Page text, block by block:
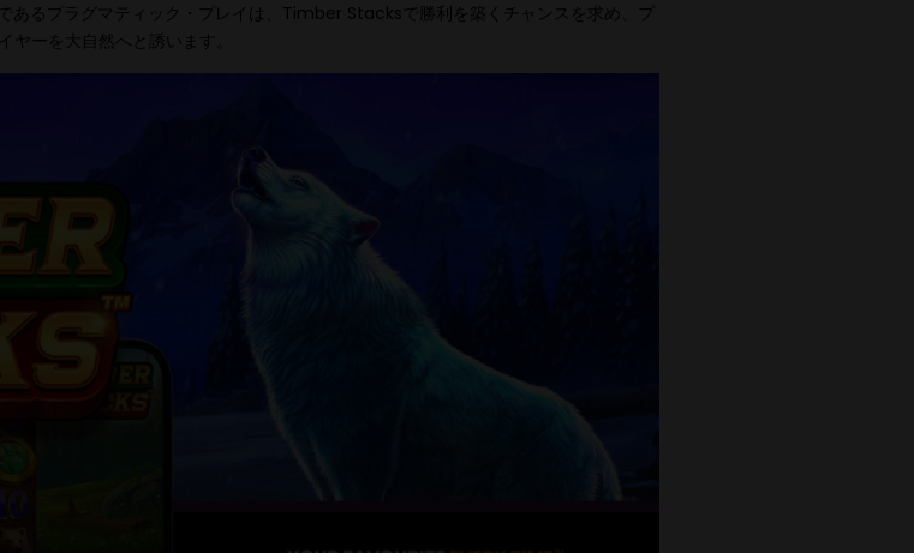
あるプラグマティック・プレイは、Timber Stacksで勝利を築くチャンスを求め、プ
ヤーを大自然へと誘います。